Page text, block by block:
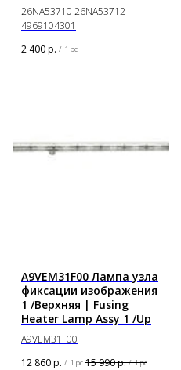
26NA53710 26NA53712
4969104301
2 400р. / 1 pc
A9VEM31F00 Лампа узла
фиксации изображения
1 /Верхняя | Fusing
Heater Lamp Assy 1 /Up
A9VEM31F00
12 860р. / 1 pc 15 990р. / 1 pc